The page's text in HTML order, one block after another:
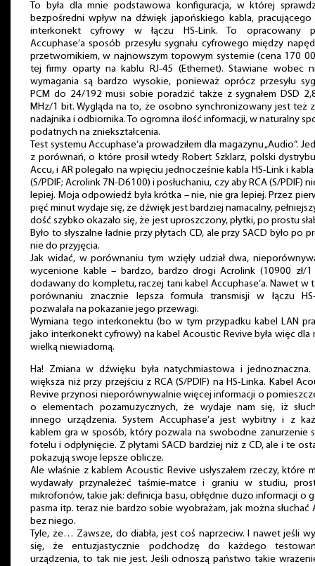
To była dla mnie podstawowa konfiguracja, w której
bezpośredni wpływ na dźwięk japońskiego kabla, pracującego
interkonekt cyfrowy w łączu HS-Link. To opracowany
Accuphase’a sposób przesyłu sygnału cyfrowego między
przetwornikiem, w najnowszym topowym systemie (cena 170
tej firmy oparty na kablu RJ-45 (Ethernet). Stawiane wobec
wymagania są bardzo wysokie, ponieważ oprócz przesyłu
PCM do 24/192 musi sobie poradzić także z sygnałem DSD
MHz/1 bit. Wygląda na to, że osobno synchronizowany jest też
nadajnika i odbiornika. To ogromna ilość informacji, w naturalny
podatnych na zniekształcenia.
Test systemu Accuphase’a prowadziłem dla magazynu „Audio”.
z porównań, o które prosił wtedy Robert Szklarz, polski
Accu, i AR polegało na wpięciu jednocześnie kabla HS-Link i kabla
(S/PDIF; Acrolink 7N-D6100) i posłuchaniu, czy aby RCA (S/PDIF)
lepiej. Moja odpowiedź była krótka – nie, nie gra lepiej. Przez
pięć minut wydaje się, że dźwięk jest bardziej namacalny,
dość szybko okazało się, że jest uproszczony, płytki, po prostu
Było to słyszalne ładnie przy płytach CD, ale przy SACD było po
nie do przyjęcia.
Jak widać, w porównaniu tym wzięły udział dwa,
wycenione kable – bardzo, bardzo drogi Acrolink (10900 zł/
dodawany do kompletu, raczej tani kabel Accuphase’a. Nawet w
porównaniu znacznie lepsza formuła transmisji w łączu
pozwalała na pokazanie jego przewagi.
Wymiana tego interkonektu (bo w tym przypadku kabel LAN
jako interkonekt cyfrowy) na kabel Acoustic Revive była więc dla
wielką niewiadomą.
Ha! Zmiana w dźwięku była natychmiastowa i jednoznaczna.
większa niż przy przejściu z RCA (S/PDIF) na HS-Linka. Kabel
Revive przynosi nieporównywalnie więcej informacji o
o elementach pozamuzycznych, że wydaje nam się, iż
innego urządzenia. System Accuphase’a jest wybitny i z
kablem gra w sposób, który pozwala na swobodne zanurzenie
fotelu i odpłynięcie. Z płytami SACD bardziej niż z CD, ale i te
pokazują swoje lepsze oblicze.
Ale właśnie z kablem Acoustic Revive usłyszałem rzeczy, które
wydawały przynależeć taśmie-matce i graniu w studiu,
mikrofonów, takie jak: definicja basu, obłędnie dużo informacji o
pasma itp. teraz nie bardzo sobie wyobrażam, jak można słuchać
bez niego.
Tyle, że… Zawsze, do diabła, jest coś naprzeciw. I nawet jeśli
się, że entuzjastycznie podchodzę do każdego
urządzenia, to tak nie jest. Jeśli odnoszą państwo takie